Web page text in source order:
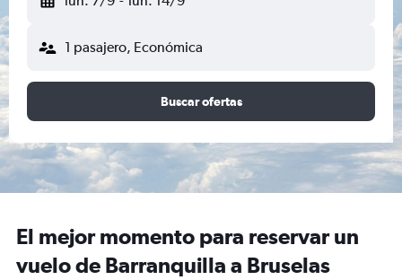
1 pasajero, Económica
Buscar ofertas
El mejor momento para reservar un
vuelo de Barranquilla a Bruselas